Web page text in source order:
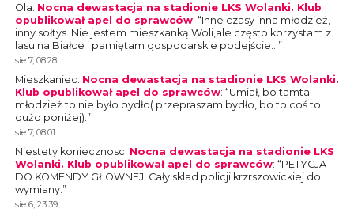
Ola: Nocna dewastacja na stadionie LKS Wolanki. Klub
opublikował apel do sprawców: “Inne czasy inna młodzież,
inny sołtys. Nie jestem mieszkanką Woli,ale często korzystam z
lasu na Białce i pamiętam gospodarskie podejście… ”
sie 7, 08:28
Mieszkaniec: Nocna dewastacja na stadionie LKS Wolanki.
Klub opublikował apel do sprawców: “Umiał, bo tamta
młodzież to nie było bydło( przepraszam bydło, bo to coś to
dużo poniżej). ”
sie 7, 08:01
Niestety koniecznosc: Nocna dewastacja na stadionie LKS
Wolanki. Klub opublikował apel do sprawców: “PETYCJA
DO KOMENDY GŁOWNEJ: Cały sklad policji krzrszowickiej do
wymiany. ”
sie 6, 23:39